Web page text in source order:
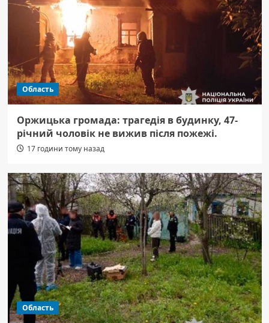
Область
Оржицька громада: трагедія в будинку, 47-
річний чоловік не вижив після пожежі.
17 години тому назад
Область